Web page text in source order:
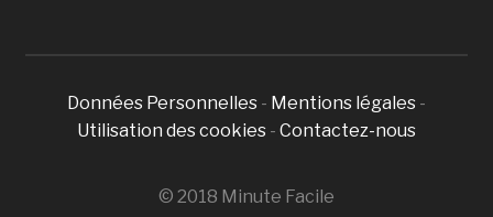
Données Personnelles - Mentions légales -
Utilisation des cookies - Contactez-nous
© 2018 Minute Facile